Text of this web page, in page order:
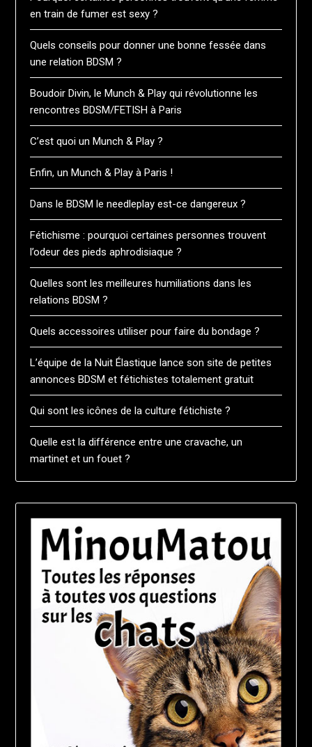
en train de fumer est sexy ?
Quels conseils pour donner une bonne fessée dans
une relation BDSM ?
Boudoir Divin, le Munch & Play qui révolutionne les
rencontres BDSM/FETISH à Paris
C’est quoi un Munch & Play ?
Enfin, un Munch & Play à Paris !
Dans le BDSM le needleplay est-ce dangereux ?
Fétichisme : pourquoi certaines personnes trouvent
l’odeur des pieds aphrodisiaque ?
Quelles sont les meilleures humiliations dans les
relations BDSM ?
Quels accessoires utiliser pour faire du bondage ?
L’équipe de la Nuit Élastique lance son site de petites
annonces BDSM et fétichistes totalement gratuit
Qui sont les icônes de la culture fétichiste ?
Quelle est la différence entre une cravache, un
martinet et un fouet ?